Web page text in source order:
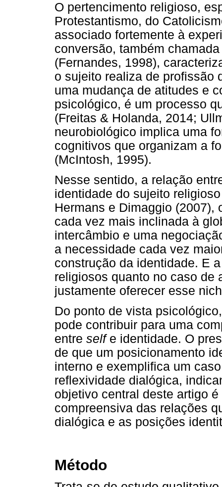
O pertencimento religioso,
Protestantismo, do
associado fortemente à
conversão, também
(Fernandes, 1998),
o sujeito realiza de profissão
uma mudança de atitudes e
psicológico, é um processo
(Freitas & Holanda, 2014;
neurobiológico implica uma
cognitivos que organizam a
(McIntosh, 1995).
Nesse sentido, a relação
identidade do sujeito
Hermans e Dimaggio (2007),
cada vez mais inclinada à
intercâmbio e uma
a necessidade cada vez
construção da identidade. E
religiosos quanto no caso de
justamente oferecer esse
Do ponto de vista
pode contribuir para uma
entre selfe identidade. O
de que um posicionamento
interno e exemplifica um
reflexividade dialógica,
objetivo central deste artigo
compreensiva das relações
dialógica e as posições
Método